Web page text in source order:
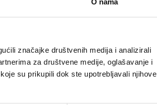
značajke društvenih medija i analizirali
za društvene medije, oglašavanje i
su prikupili dok ste upotrebljavali njihove